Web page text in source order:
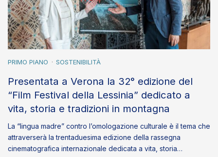
PRIMO PIANO SOSTENIBILITÀ
Presentata a Verona la 32° edizione del
“Film Festival della Lessinia” dedicato a
vita, storia e tradizioni in montagna
La “lingua madre” contro l’omologazione culturale è il tema che
attraverserà la trentaduesima edizione della rassegna
cinematografica internazionale dedicata a vita, storia…